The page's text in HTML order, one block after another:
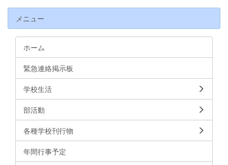
メニュー
ホーム
緊急連絡掲示板
学校生活
部活動
各種学校刊行物
年間行事予定